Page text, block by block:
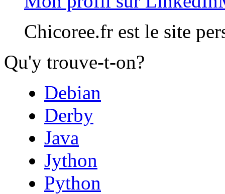
Chicoree.fr est le site
Qu'y trouve-t-on?
Debian
Derby
Java
Jython
Python